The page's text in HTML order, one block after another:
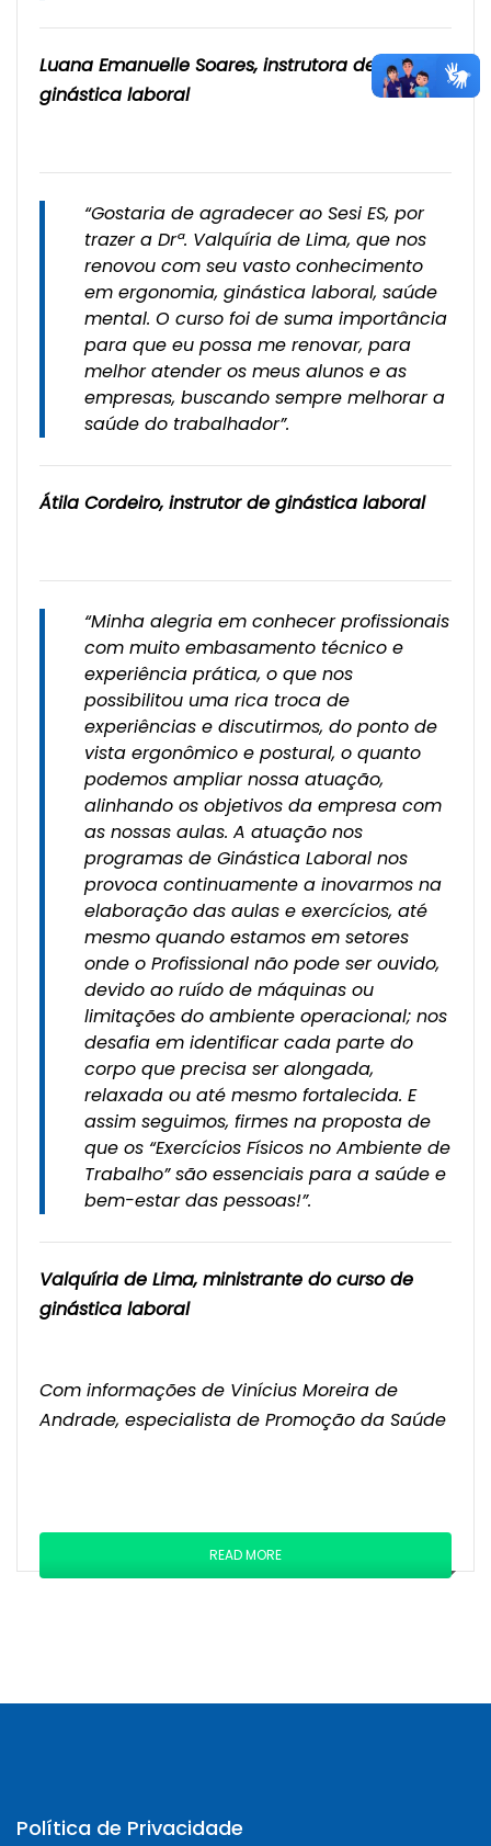
Luana Emanuelle Soares, instrutora de
ginástica laboral
“Gostaria de agradecer ao Sesi ES, por
trazer a Drª. Valquíria de Lima, que nos
renovou com seu vasto conhecimento
em ergonomia, ginástica laboral, saúde
mental. O curso foi de suma importância
para que eu possa me renovar, para
melhor atender os meus alunos e as
empresas, buscando sempre melhorar a
saúde do trabalhador”.
Átila Cordeiro, instrutor de ginástica laboral
“Minha alegria em conhecer profissionais
com muito embasamento técnico e
experiência prática, o que nos
possibilitou uma rica troca de
experiências e discutirmos, do ponto de
vista ergonômico e postural, o quanto
podemos ampliar nossa atuação,
alinhando os objetivos da empresa com
as nossas aulas. A atuação nos
programas de Ginástica Laboral nos
provoca continuamente a inovarmos na
elaboração das aulas e exercícios, até
mesmo quando estamos em setores
onde o Profissional não pode ser ouvido,
devido ao ruído de máquinas ou
limitações do ambiente operacional; nos
desafia em identificar cada parte do
corpo que precisa ser alongada,
relaxada ou até mesmo fortalecida. E
assim seguimos, firmes na proposta de
que os “Exercícios Físicos no Ambiente de
Trabalho” são essenciais para a saúde e
bem-estar das pessoas!”.
Valquíria de Lima, ministrante do curso de
ginástica laboral
Com informações de Vinícius Moreira de
Andrade, especialista de Promoção da Saúde
READ MORE
Política de Privacidade